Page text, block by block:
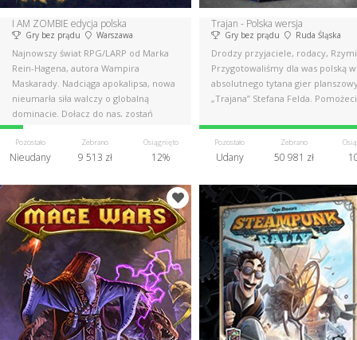
I AM ZOMBIE edycja polska
Gry bez prądu Warszawa
Najnowszy świat RPG/LARP od Marka
Rein-Hagena, autora Wampira
Maskarady. Nadciąga apokalipsa, nowa
nieumarła siła walczy o globalną
dominację. Dołącz do nas, zostań
ZOMBIE!
Pozostało
Nieudany
Zebrano
9 513 zł
Osiągnięto
12%
Trajan - Polska wersja
Gry bez prądu Ruda Śląska
Drodzy przyjaciele, rodacy,
Przygotowaliśmy dla was polską
absolutnego tytana gier
„Trajana” Stefana Felda.
Pozostało
Udany
Zebrano
50 981 zł